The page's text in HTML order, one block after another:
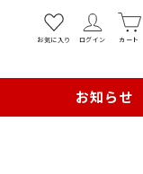
お気に入り ログイン カート
お知らせ